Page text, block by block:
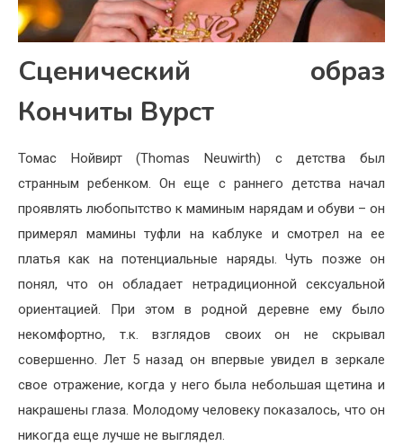
Сценический образ
Кончиты Вурст
Томас Нойвирт (Thomas Neuwirth) с детства был
странным ребенком. Он еще с раннего детства начал
проявлять любопытство к маминым нарядам и обуви – он
примерял мамины туфли на каблуке и смотрел на ее
платья как на потенциальные наряды. Чуть позже он
понял, что он обладает нетрадиционной сексуальной
ориентацией. При этом в родной деревне ему было
некомфортно, т.к. взглядов своих он не скрывал
совершенно. Лет 5 назад он впервые увидел в зеркале
свое отражение, когда у него была небольшая щетина и
накрашены глаза. Молодому человеку показалось, что он
никогда еще лучше не выглядел.